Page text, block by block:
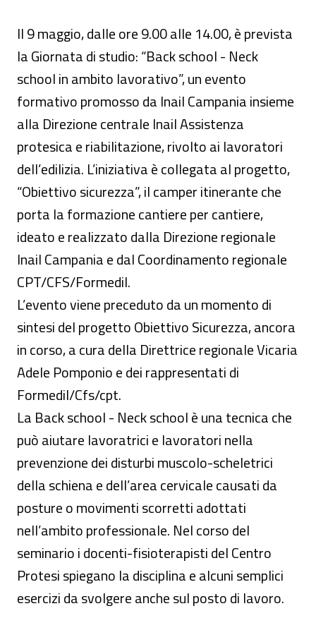
Il 9 maggio, dalle ore 9.00 alle 14.00, è prevista
la Giornata di studio: “Back school - Neck
school in ambito lavorativo”, un evento
formativo promosso da Inail Campania insieme
alla Direzione centrale Inail Assistenza
protesica e riabilitazione, rivolto ai lavoratori
dell’edilizia. L’iniziativa è collegata al progetto,
“Obiettivo sicurezza”, il camper itinerante che
porta la formazione cantiere per cantiere,
ideato e realizzato dalla Direzione regionale
Inail Campania e dal Coordinamento regionale
CPT/CFS/Formedil.
L’evento viene preceduto da un momento di
sintesi del progetto Obiettivo Sicurezza, ancora
in corso, a cura della Direttrice regionale Vicaria
Adele Pomponio e dei rappresentati di
Formedil/Cfs/cpt.
La Back school - Neck school è una tecnica che
può aiutare lavoratrici e lavoratori nella
prevenzione dei disturbi muscolo-scheletrici
della schiena e dell’area cervicale causati da
posture o movimenti scorretti adottati
nell’ambito professionale. Nel corso del
seminario i docenti-fisioterapisti del Centro
Protesi spiegano la disciplina e alcuni semplici
esercizi da svolgere anche sul posto di lavoro.